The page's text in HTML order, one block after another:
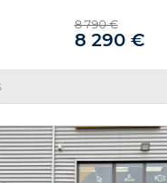
8 790 €
8 290 €